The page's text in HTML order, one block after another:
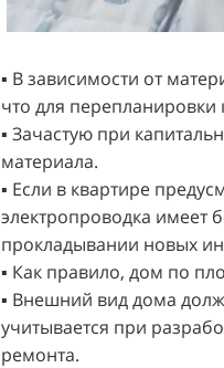
▪️ В зависимости от
что для
▪️ Зачастую при
материала.
▪️ Если в квартире
электропроводка имеет
прокладывании новых
▪️ Как правило, дом по
▪️ Внешний вид дома
учитывается при
ремонта.